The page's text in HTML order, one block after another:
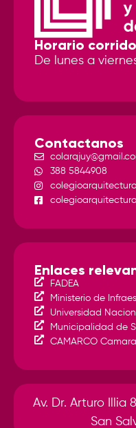
Horario
De lunes a
Contactanos
388 5844908
Enlaces
FADEA
Ministerio de
Universidad
Municipalidad de
CAMARCO
Av. Dr. Arturo Illia
San